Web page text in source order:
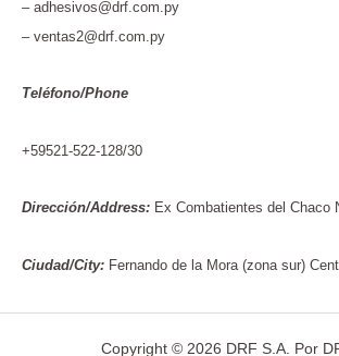
– adhesivos@drf.com.py
– ventas2@drf.com.py
Teléfono/Phone
+59521-522-128/30
Dirección/Address: Ex Combatientes del Chaco
Ciudad/City: Fernando de la Mora (zona sur)
Copyright © 2026 DRF S.A. Por